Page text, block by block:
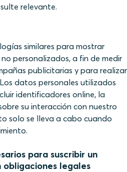
relevante.
similares para mostrar
personalizados, a fin de medir
publicitarias y para realizar
datos personales utilizados
identificadores online, la
su interacción con nuestro
solo se lleva a cabo cuando
para suscribir un
legales